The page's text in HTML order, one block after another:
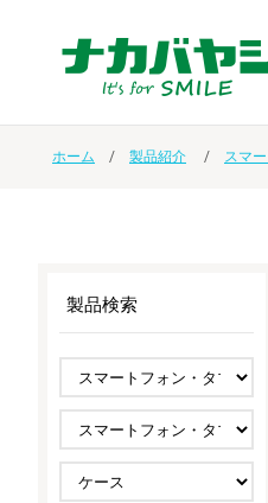
スマートフォン
タブレット関連
セキュリティ用
オーダー手帳・ノベ
ドキュメントスキャ
導入事例
IR情報
サステナビリティ
ホーム 製品紹介 スマ
製品検索